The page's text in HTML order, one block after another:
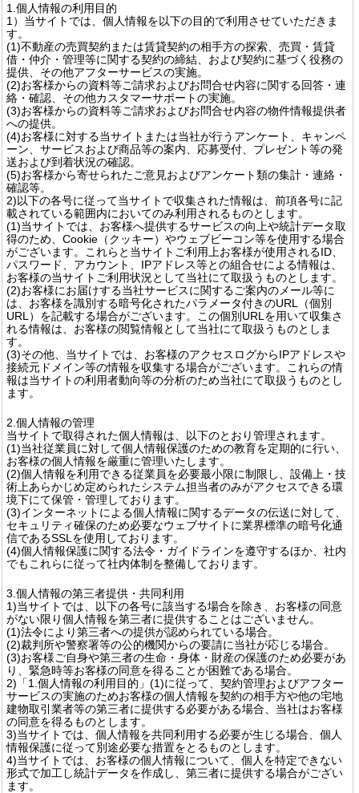
1.個人情報の利用目的
1）当サイトでは、個人情報を以下の目的で利用させていただきま
す。
(1)不動産の売買契約または賃貸契約の相手方の探索、売買・賃貸
借・仲介・管理等に関する契約の締結、および契約に基づく役務の
提供、その他アフターサービスの実施。
(2)お客様からの資料等ご請求およびお問合せ内容に関する回答・連
絡・確認、その他カスタマーサポートの実施。
(3)お客様からの資料等ご請求およびお問合せ内容の物件情報提供者
への提供。
(4)お客様に対する当サイトまたは当社が行うアンケート、キャンペ
ーン、サービスおよび商品等の案内、応募受付、プレゼント等の発
送および到着状況の確認。
(5)お客様から寄せられたご意見およびアンケート類の集計・連絡・
確認等。
2)以下の各号に従って当サイトで収集された情報は、前項各号に記
載されている範囲内においてのみ利用されるものとします。
(1)当サイトでは、お客様へ提供するサービスの向上や統計データ取
得のため、Cookie（クッキー）やウェブビーコン等を使用する場合
がございます。これらと当サイトご利用上お客様が使用されるID、
パスワード、アカウント、IPアドレス等との組合せによる情報は、
お客様の当サイトご利用状況として当社にて取扱うものとします。
(2)お客様にお届けする当社サービスに関するご案内のメール等に
は、お客様を識別する暗号化されたパラメータ付きのURL（個別
URL）を記載する場合がございます。この個別URLを用いて収集さ
れる情報は、お客様の閲覧情報として当社にて取扱うものとしま
す。
(3)その他、当サイトでは、お客様のアクセスログからIPアドレスや
接続元ドメイン等の情報を収集する場合がございます。これらの情
報は当サイトの利用者動向等の分析のため当社にて取扱うものとし
ます。
2.個人情報の管理
当サイトで取得された個人情報は、以下のとおり管理されます。
(1)当社従業員に対して個人情報保護のための教育を定期的に行い、
お客様の個人情報を厳重に管理いたします。
(2)個人情報を利用できる従業員を必要最小限に制限し、設備上・技
術上あらかじめ定められたシステム担当者のみがアクセスできる環
境下にて保管・管理しております。
(3)インターネットによる個人情報に関するデータの伝送に対して、
セキュリティ確保のため必要なウェブサイトに業界標準の暗号化通
信であるSSLを使用しております。
(4)個人情報保護に関する法令・ガイドラインを遵守するほか、社内
でもこれらに従って社内体制を整備しております。
3.個人情報の第三者提供・共同利用
1)当サイトでは、以下の各号に該当する場合を除き、お客様の同意
がない限り個人情報を第三者に提供することはございません。
(1)法令により第三者への提供が認められている場合。
(2)裁判所や警察署等の公的機関からの要請に当社が応じる場合。
(3)お客様ご自身や第三者の生命・身体・財産の保護のため必要があ
り、緊急時等お客様の同意を得ることが困難である場合。
2)「1.個人情報の利用目的」(1)に従って、契約管理およびアフター
サービスの実施のためお客様の個人情報を契約の相手方や他の宅地
建物取引業者等の第三者に提供する必要がある場合、当社はお客様
の同意を得るものとします。
3)当サイトでは、個人情報を共同利用する必要が生じる場合、個人
情報保護に従って別途必要な措置をとるものとします。
4)当サイトでは、お客様の個人情報について、個人を特定できない
形式で加工し統計データを作成し、第三者に提供する場合がござい
ます。